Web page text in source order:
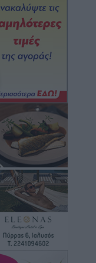
προς Α.
για
Υγείας στη
για
του